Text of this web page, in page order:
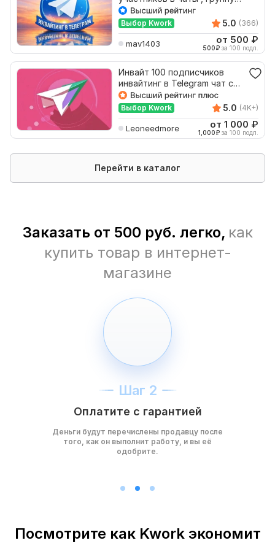
TG без флудблока
Выбор Kwork 5.0 (366)
mav1403 от 500 ₽
500₽ за 100 подп.
Инвайт 100 подписчиков
инвайтинг в Telegram чат с
Флудблоком
Выбор Kwork 5.0 (4K+)
Leoneedmore от 1 000 ₽
1,000₽ за 100 подп.
Перейти в каталог
Заказать от 500 руб. легко, как
купить товар в интернет-
магазине
Шаг 2
Оплатите с гарантией
Деньги будут перечислены продавцу после
того, как он выполнит работу, и вы её
одобрите.
Посмотрите как Kwork экономит